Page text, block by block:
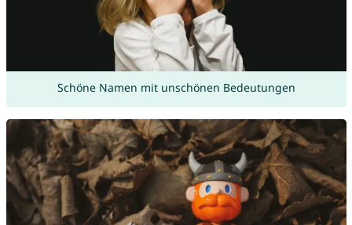
Schöne Namen mit unschönen Bedeutungen